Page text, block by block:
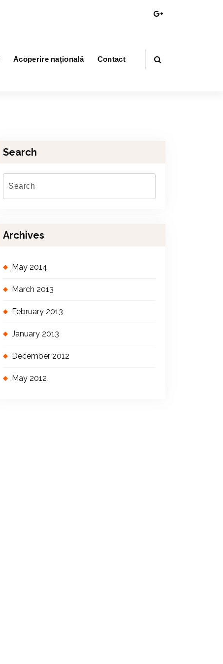
Acoperire națională Contact
Search
Archives
May 2014
March 2013
February 2013
January 2013
December 2012
May 2012